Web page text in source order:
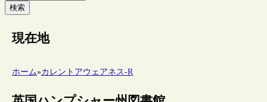
検索
現在地
ホーム»カレントアウェアネス-R